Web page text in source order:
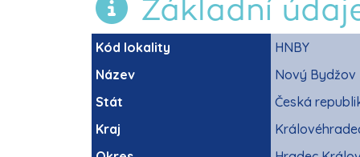
Základní
Kód lokality
HNBY
Název
Nový Bydžov
Stát
Česká
Kraj